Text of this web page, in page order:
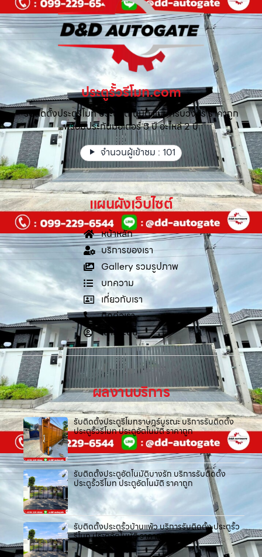
ประตูรั้วรีโมท.com
รับติดตั้งประตูรีโมท ประตูอัตโนมัติ แบบครบวงจร ราคาถูก
พร้อมประกันมอเตอร์ 5 ปี อะไหล่ 2 ปี
จำนวนผู้เข้าชม : 101
แผนผังเว็บไซต์
หน้าหลัก
บริการของเรา
Gallery รวมรูปภาพ
บทความ
เกี่ยวกับเรา
ติดต่อเรา
เข้าสู่ระบบ
ผลงานบริการ
รับติดตั้งประตูรีโมทราษฎร์บูรณะ บริการรับติดตั้ง
ประตูรั้วรีโมท ประตูอัตโนมัติ ราคาถูก
รับติดตั้งประตูอัตโนมัติบางรัก บริการรับติดตั้ง
ประตูรั้วรีโมท ประตูอัตโนมัติ ราคาถูก
รับติดตั้งประตูรั้วบ้านแพ้ว บริการรับติดตั้ง ประตูรั้ว
รีโมท ประตูอัตโนมัติ ราคาถูก